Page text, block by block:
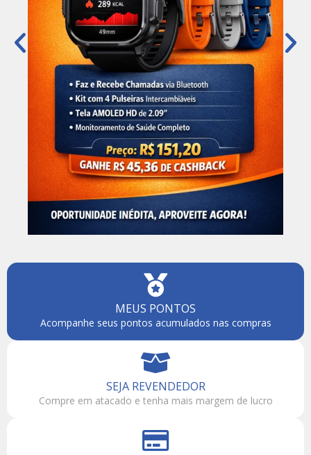
MEUS PONTOS
Acompanhe seus pontos acumulados nas compras
SEJA REVENDEDOR
Compre em atacado e tenha mais margem de lucro